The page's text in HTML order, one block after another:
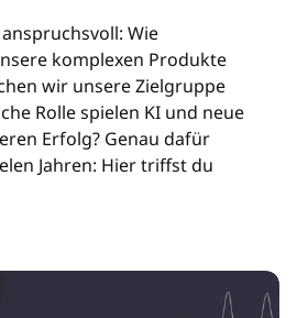
Wie
komplexen Produkte
wir unsere Zielgruppe
Rolle spielen KI und neue
Erfolg? Genau dafür
Jahren: Hier triffst du